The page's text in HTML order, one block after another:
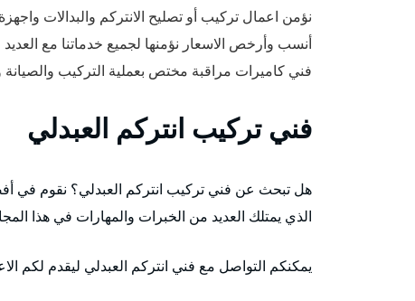
نؤمن اعمال تركيب أو تصليح الانتركم والبدالات واجهزة Access Control.
أنسب وأرخص الاسعار نؤمنها لجميع خدماتنا مع
فني كاميرات مراقبة مختص بعملية التركيب والصيانة
فني تركيب انتركم العبدلي
هل تبحث عن فني تركيب انتركم العبدلي؟ نقوم في
الذي يمتلك العديد من الخبرات والمهارات في هذا
يمكنكم التواصل مع فني انتركم العبدلي ليقدم لكم